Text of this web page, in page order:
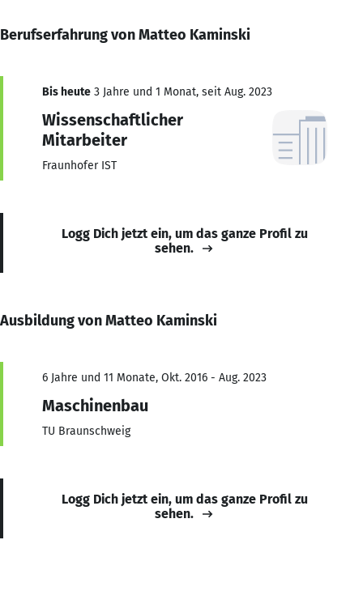
Berufserfahrung von Matteo Kaminski
Bis heute 3 Jahre und 1 Monat, seit Aug. 2023
Wissenschaftlicher
Mitarbeiter
Fraunhofer IST
Logg Dich jetzt ein, um das ganze Profil zu
sehen.
Ausbildung von Matteo Kaminski
6 Jahre und 11 Monate, Okt. 2016 - Aug. 2023
Maschinenbau
TU Braunschweig
Logg Dich jetzt ein, um das ganze Profil zu
sehen.